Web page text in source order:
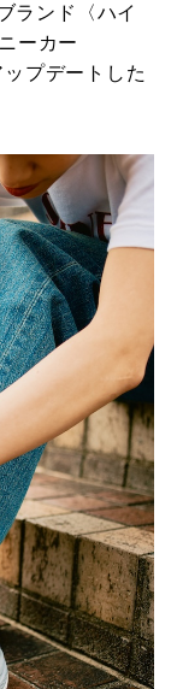
ランド〈ハイ
ーカー
ップデートした